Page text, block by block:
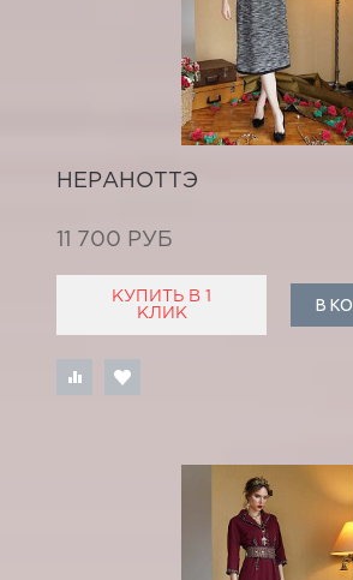
НЕРАНОТТЭ
11 700 РУБ
КУПИТЬ В 1
КЛИК
В